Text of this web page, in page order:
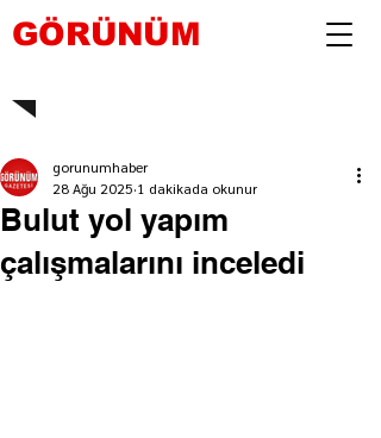
GÖRÜNÜM
Bulut yol yapım
çalışmalarını inceledi
gorunumhaber
28 Ağu 2025 1 dakikada okunur